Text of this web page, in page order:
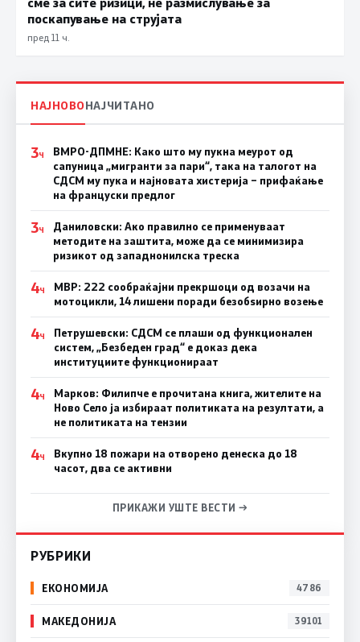
поскапување на струјата
пред 11 ч.
НАЈНОВОНАЈЧИТАНО
3Ч
ВМРО-ДПМНЕ: Како што му пукна меурот од
сапуница „мигранти за пари“, така на талогот на
СДСМ му пука и најновата хистерија – прифаќање
на француски предлог
3Ч
Даниловски: Ако правилно се применуваат
методите на заштита, може да се минимизира
ризикот од западнонилска треска
4Ч
МВР: 222 сообраќајни прекршоци од возачи на
мотоцикли, 14 лишени поради безобѕирно возење
4Ч
Петрушевски: СДСМ се плаши од функционален
систем, „Безбеден град“ е доказ дека
институциите функционираат
4Ч
Марков: Филипче е прочитана книга, жителите на
Ново Село ја избираат политиката на резултати, а
не политиката на тензии
4Ч
Вкупно 18 пожари на отворено денеска до 18
часот, два се активни
ПРИКАЖИ УШТЕ ВЕСТИ →
РУБРИКИ
ЕКОНОМИЈА 4786
МАКЕДОНИЈА 39101